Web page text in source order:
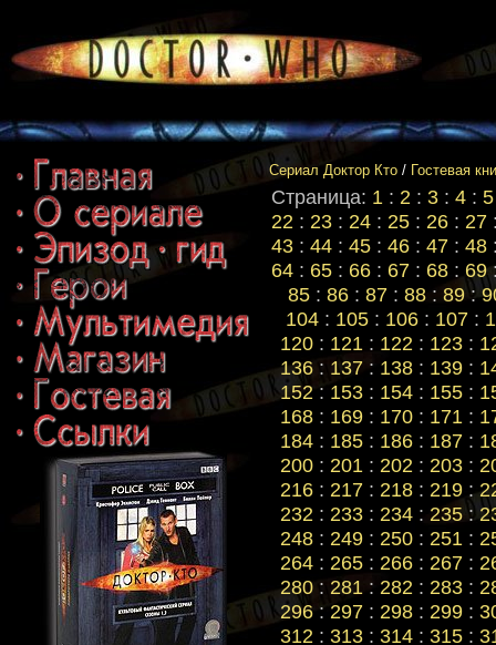
Сериал Доктор Кто / Гостевая
Страница: 1 : 2 : 3 : 4 : 5
22 : 23 : 24 : 25 : 26 : 27
43 : 44 : 45 : 46 : 47 : 48
64 : 65 : 66 : 67 : 68 : 69
85 : 86 : 87 : 88 : 89 :
104 : 105 : 106 : 107 :
120: 121 : 122 : 123:
136: 137: 138: 139:
152 : 153: 154: 155:
168: 169: 170: 171 :
184: 185: 186: 187:
200 : 201 : 202 : 203 :
216: 217: 218: 219:
232 : 233: 234: 235:
248: 249: 250: 251 :
264: 265: 266: 267:
280: 281 : 282 : 283:
296 : 297 : 298 : 299 :
312 : 313: 314: 315: